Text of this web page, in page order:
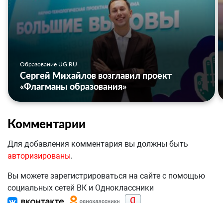
Образование UG.RU
Сергей Михайлов возглавил проект
«Флагманы образования»
Комментарии
Для добавления комментария вы должны быть
авторизированы.
Вы можете зарегистрироваться на сайте с помощью
социальных сетей ВК и Одноклассники